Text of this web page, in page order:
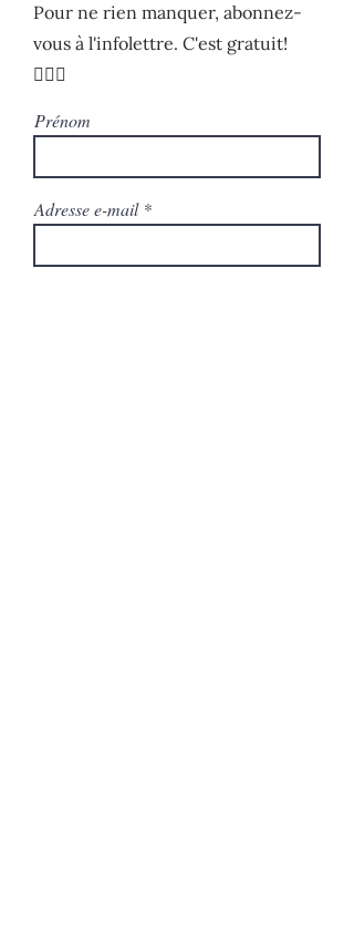
Pour ne rien manquer, abonnez-
vous à l'infolettre. C'est gratuit!
🧚🏻‍♀️
Prénom
Adresse e-mail